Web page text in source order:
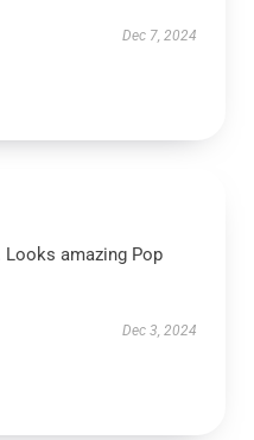
Dec 7, 2024
Looks amazing Pop
Dec 3, 2024